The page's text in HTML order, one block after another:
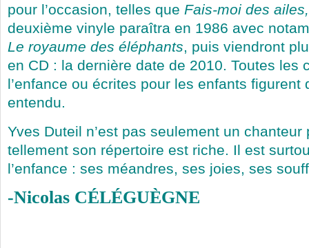
pour l’occasion, telles que Fais-moi des
deuxième vinyle paraîtra en 1986 avec
Le royaume des éléphants, puis viendront
en CD : la dernière date de 2010. Toutes les
l’enfance ou écrites pour les enfants figurent
entendu.
Yves Duteil n’est pas seulement un
tellement son répertoire est riche. Il est
l’enfance : ses méandres, ses joies, ses
-Nicolas CÉLÉGUÈGNE